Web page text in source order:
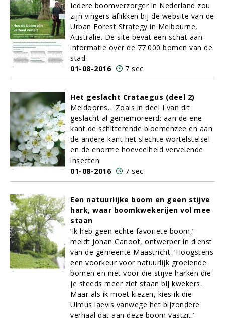
Iedere boomverzorger in Nederland zou
zijn vingers aflikken bij de website van de
Urban Forest Strategy in Melbourne,
Australië. De site bevat een schat aan
informatie over de 77.000 bomen van de
stad.
01-08-2016
7 sec
Het geslacht Crataegus (deel 2)
Meidoorns... Zoals in deel I van dit
geslacht al gememoreerd: aan de ene
kant de schitterende bloemenzee en aan
de andere kant het slechte wortelstelsel
en de enorme hoeveelheid vervelende
insecten.
01-08-2016
7 sec
Een natuurlijke boom en geen stijve
hark, waar boomkwekerijen vol mee
staan
‘Ik heb geen echte favoriete boom,’
meldt Johan Canoot, ontwerper in dienst
van de gemeente Maastricht. ‘Hoogstens
een voorkeur voor natuurlijk groeiende
bomen en niet voor die stijve harken die
je steeds meer ziet staan bij kwekers.
Maar als ik moet kiezen, kies ik die
Ulmus laevis vanwege het bijzondere
verhaal dat aan deze boom vastzit.’